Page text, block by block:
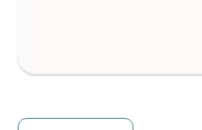
Depuis la réforme
grandes familles